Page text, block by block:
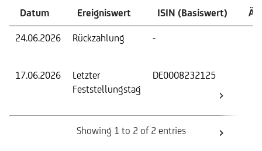
Datum Ereigniswert ISIN (Basiswert)
24.06.2026 Rückzahlung -
17.06.2026
Letzter
Feststellungstag
DE0008232125
Showing 1 to 2 of 2 entries